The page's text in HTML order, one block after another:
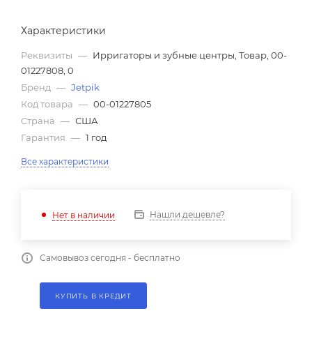
Характеристики
Реквизиты — Ирригаторы и зубные центры, Товар, 00-
01227808, 0
Бренд — Jetpik
Код товара — 00-01227805
Страна — США
Гарантия — 1 год
Все характеристики
Нет в наличии Нашли дешевле?
Самовывоз сегодня - бесплатно
КУПИТЬ В КРЕДИТ